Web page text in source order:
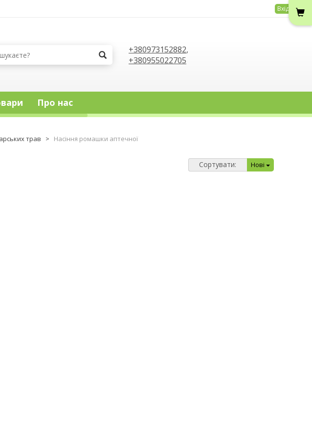
Вхід
+380973152882,
+380955022705
Про нас
трав > Насіння ромашки аптечної
Сортувати: Нові